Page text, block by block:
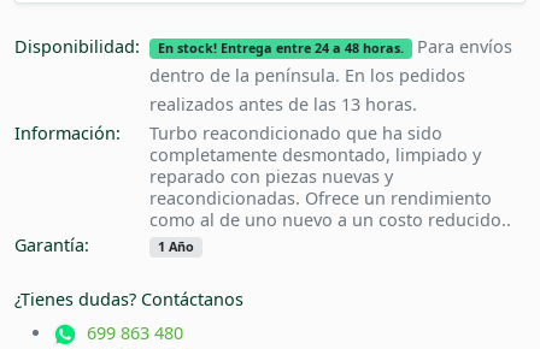
Disponibilidad: En stock! Entrega entre 24 a 48 horas.
Para envíos
dentro de la península. En los pedidos
realizados antes de las 13 horas.
Información:
Turbo reacondicionado que ha sido
completamente desmontado, limpiado y
reparado con piezas nuevas y
reacondicionadas. Ofrece un rendimiento
como al de uno nuevo a un costo reducido..
Garantía:
1 Año
¿Tienes dudas? Contáctanos
699 863 480